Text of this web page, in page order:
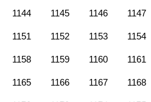
1144 1145 1146 1147
1151 1152 1153 1154
1158 1159 1160 1161
1165 1166 1167 1168